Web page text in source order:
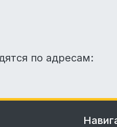
по адресам: